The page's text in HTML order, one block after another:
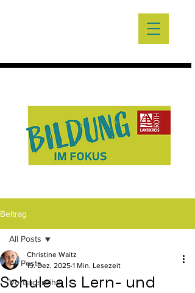
Beitrag
All Posts
Vortragsreihe
All Posts
Schule als Lern- und
Christine Waitz
19. Dez. 2025 1 Min. Lesezeit